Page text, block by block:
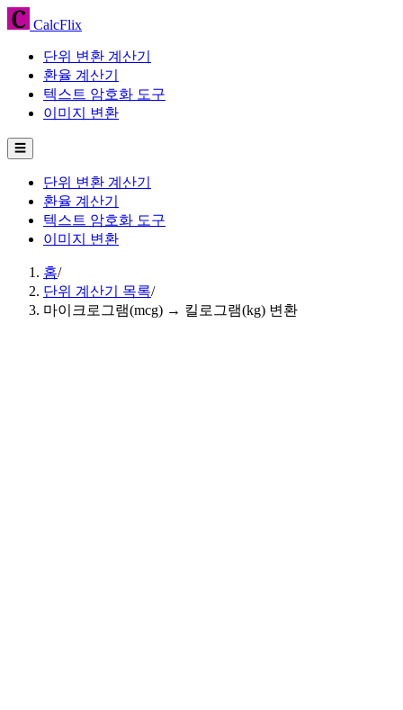
CalcFlix
단위 변환 계산기
환율 계산기
텍스트 암호화 도구
이미지 변환
☰
단위 변환 계산기
환율 계산기
텍스트 암호화 도구
이미지 변환
홈/
단위 계산기 목록/
마이크로그램(mcg) → 킬로그램(kg) 변환